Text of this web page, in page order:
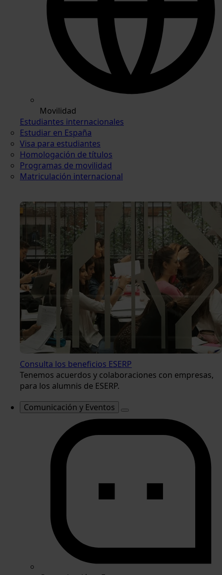
Movilidad
Estudiantes internacionales
Estudiar en España
Visa para estudiantes
Homologación de títulos
Programas de movilidad
Matriculación internacional
Consulta los beneficios ESERP
Tenemos acuerdos y colaboraciones con empresas,
para los alumnis de ESERP.
Comunicación y Eventos